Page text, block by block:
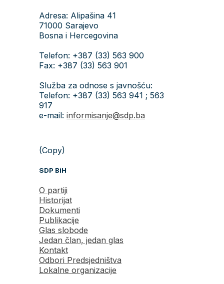
Adresa: Alipašina 41
71000 Sarajevo
Bosna i Hercegovina
Telefon: +387 (33) 563 900
Fax: +387 (33) 563 901
Služba za odnose s javnošću:
Telefon: +387 (33) 563 941 ; 563
917
e-mail: informisanje@sdp.ba
(Copy)
SDP BiH
O partiji
Historijat
Dokumenti
Publikacije
Glas slobode
Jedan član, jedan glas
Kontakt
Odbori Predsjedništva
Lokalne organizacije